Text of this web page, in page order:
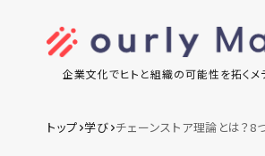
企業文化でヒトと組織の可能性を拓くメ
トップ 学び チェーンストア理論とは？8